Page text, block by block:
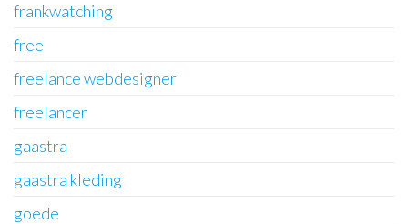
frankwatching
free
freelance webdesigner
freelancer
gaastra
gaastra kleding
goede